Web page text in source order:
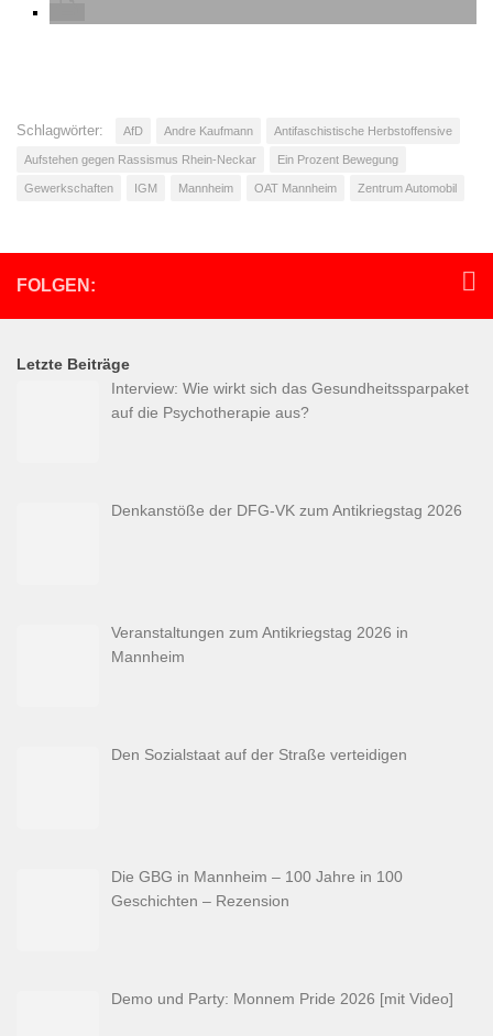
Schlagwörter: AfD Andre Kaufmann Antifaschistische Herbstoffensive
Aufstehen gegen Rassismus Rhein-Neckar Ein Prozent Bewegung
Gewerkschaften IGM Mannheim OAT Mannheim Zentrum Automobil
FOLGEN:
Letzte Beiträge
Interview: Wie wirkt sich das Gesundheitssparpaket
auf die Psychotherapie aus?
Denkanstöße der DFG-VK zum Antikriegstag 2026
Veranstaltungen zum Antikriegstag 2026 in
Mannheim
Den Sozialstaat auf der Straße verteidigen
Die GBG in Mannheim – 100 Jahre in 100
Geschichten – Rezension
Demo und Party: Monnem Pride 2026 [mit Video]